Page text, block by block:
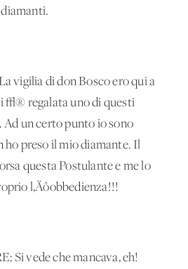
vigilia di don Bosco ero qui a
√® regalata uno di questi
Ad un certo punto io sono
ho preso il mio diamante. Il
questa Postulante e me lo
l‚Äôobbedienza!!!
Si vede che mancava, eh!